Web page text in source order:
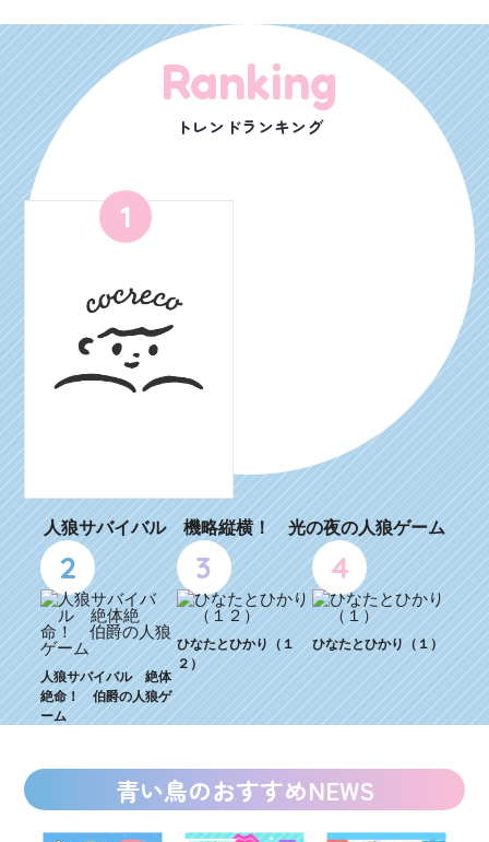
Ranking
トレンドランキング
1
人狼サバイバル 機略縦横！ 光の夜の人狼ゲーム
2
人狼サバイバル 絶体
絶命！ 伯爵の人狼ゲ
ーム
3
ひなたとひかり（１
２）
4
ひなたとひかり（１）
青い鳥のおすすめNEWS